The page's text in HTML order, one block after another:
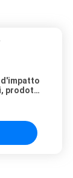
d'impatto
prodotti